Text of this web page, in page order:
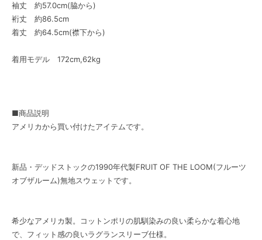
袖丈 約57.0cm(脇から)
裄丈 約86.5cm
着丈 約64.5cm(襟下から)
着用モデル 172cm,62kg
■商品説明
アメリカから買い付けたアイテムです。
新品・デッドストックの1990年代製FRUIT OF THE LOOM(フルーツ
オブザルーム)無地スウェットです。
希少なアメリカ製。コットンポリの肌馴染みの良い柔らかな着心地
で、フィット感の良いラグランスリーブ仕様。